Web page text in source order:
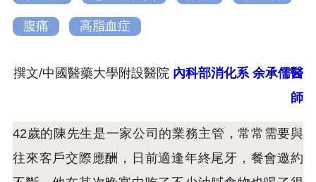
腹痛 高脂血症
撰文/中國醫藥大學附設醫院 內科部消化系 余承儒醫
師
42歲的陳先生是一家公司的業務主管，常常需要與
往來客戶交際應酬，日前適逢年終尾牙，餐會邀約